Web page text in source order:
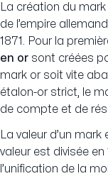
La création du
de l’empire
1871. Pour la
en or sont créées
mark or soit vite
étalon-or strict, le
de compte et de
La valeur d’un
valeur est divisée
l’unification de la